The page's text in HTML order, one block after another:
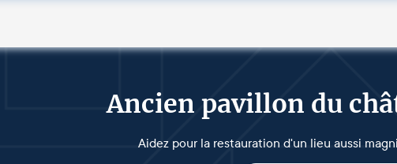
Ancien pavillon du
Aidez pour la restauration d'un lieu aussi